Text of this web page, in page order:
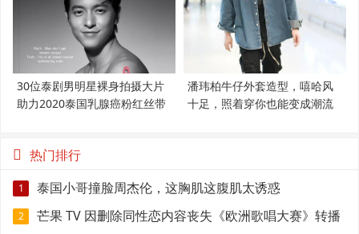
30位泰剧男明星裸身拍摄大片
助力2020泰国乳腺癌粉红丝带
潘玮柏牛仔外套造型，嘻哈风
十足，照着穿你也能变成潮流
热门排行
1 泰国小哥撞脸周杰伦，这胸肌这腹肌太诱惑
2
芒果 TV 因删除同性恋内容丧失《欧洲歌唱大赛》转播